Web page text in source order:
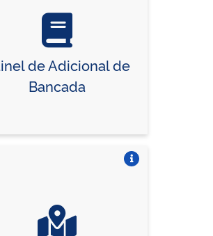
de Adicional de
Bancada